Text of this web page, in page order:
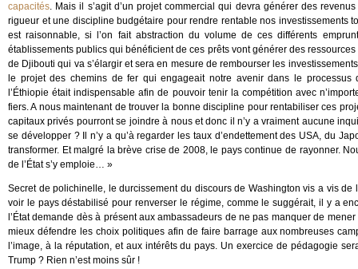
capacités. Mais il s’agit d’un projet commercial qui devra générer des
rigueur et une discipline budgétaire pour rendre rentable nos investissements
est raisonnable, si l’on fait abstraction du volume de ces différents
établissements publics qui bénéficient de ces prêts vont générer des
de Djibouti qui va s’élargir et sera en mesure de rembourser les
le projet des chemins de fer qui engageait notre avenir dans le processus
l’Éthiopie était indispensable afin de pouvoir tenir la compétition avec
fiers. A nous maintenant de trouver la bonne discipline pour rentabiliser ces
capitaux privés pourront se joindre à nous et donc il n’y a vraiment aucune
se développer ? Il n’y a qu’à regarder les taux d’endettement des USA, du
transformer. Et malgré la brève crise de 2008, le pays continue de rayonner.
de l’État s’y emploie… »
Secret de polichinelle, le durcissement du discours de Washington vis a vis
voir le pays déstabilisé pour renverser le régime, comme le suggérait, il y a
l’État demande dès à présent aux ambassadeurs de ne pas manquer de
mieux défendre les choix politiques afin de faire barrage aux nombreuses
l’image, à la réputation, et aux intérêts du pays. Un exercice de pédagogie
Trump ? Rien n’est moins sûr !